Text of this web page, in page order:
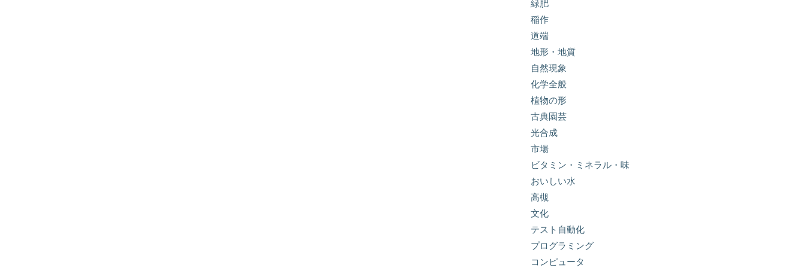
緑肥
稲作
道端
地形・地質
自然現象
化学全般
植物の形
古典園芸
光合成
市場
ビタミン・ミネラル・味
おいしい水
高槻
文化
テスト自動化
プログラミング
コンピュータ